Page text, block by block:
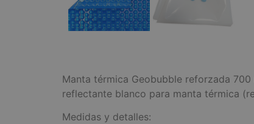
Manta térmica Geobubble reforzada
reflectante blanco para manta térmica
Medidas y detalles: